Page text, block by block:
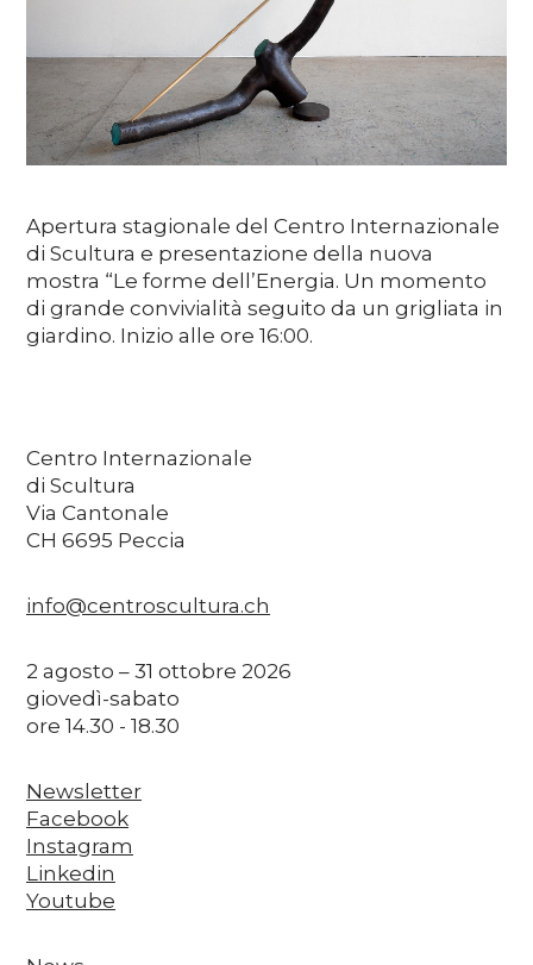
DE
Apertura stagionale del Centro Internazionale
di Scultura e presentazione della nuova
mostra “Le forme dell’Energia. Un momento
di grande convivialità seguito da un grigliata in
giardino. Inizio alle ore 16:00.
Centro Internazionale
di Scultura
Via Cantonale
CH 6695 Peccia
info@centroscultura.ch
2 agosto – 31 ottobre 2026
giovedì-sabato
ore 14.30 - 18.30
Newsletter
Facebook
Instagram
Linkedin
Youtube